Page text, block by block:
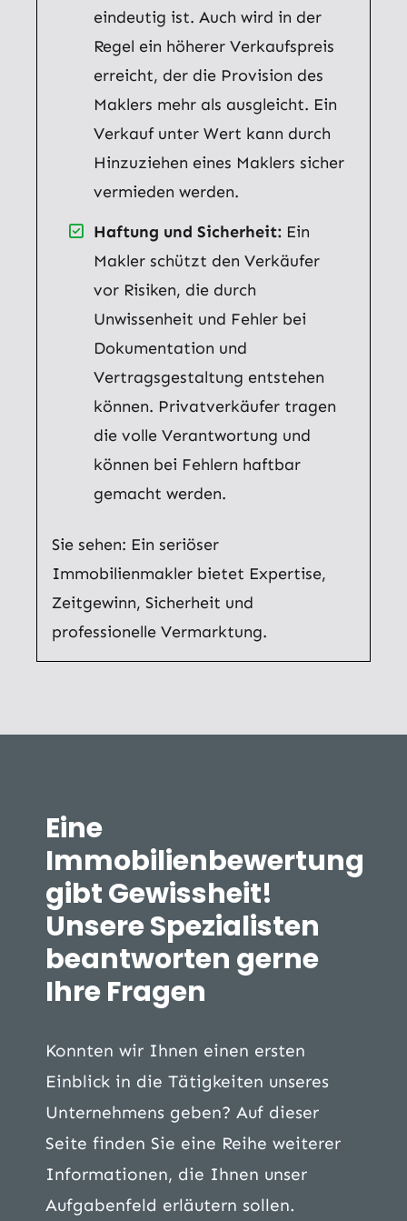
eindeutig ist. Auch wird in der
Regel ein höherer Verkaufspreis
erreicht, der die Provision des
Maklers mehr als ausgleicht. Ein
Verkauf unter Wert kann durch
Hinzuziehen eines Maklers sicher
vermieden werden.
Haftung und Sicherheit: Ein
Makler schützt den Verkäufer
vor Risiken, die durch
Unwissenheit und Fehler bei
Dokumentation und
Vertragsgestaltung entstehen
können. Privatverkäufer tragen
die volle Verantwortung und
können bei Fehlern haftbar
gemacht werden.
Sie sehen: Ein seriöser
Immobilienmakler bietet Expertise,
Zeitgewinn, Sicherheit und
professionelle Vermarktung.
Eine
Immobilienbewertung
gibt Gewissheit!
Unsere Spezialisten
beantworten gerne
Ihre Fragen
Konnten wir Ihnen einen ersten
Einblick in die Tätigkeiten unseres
Unternehmens geben? Auf dieser
Seite finden Sie eine Reihe weiterer
Informationen, die Ihnen unser
Aufgabenfeld erläutern sollen.